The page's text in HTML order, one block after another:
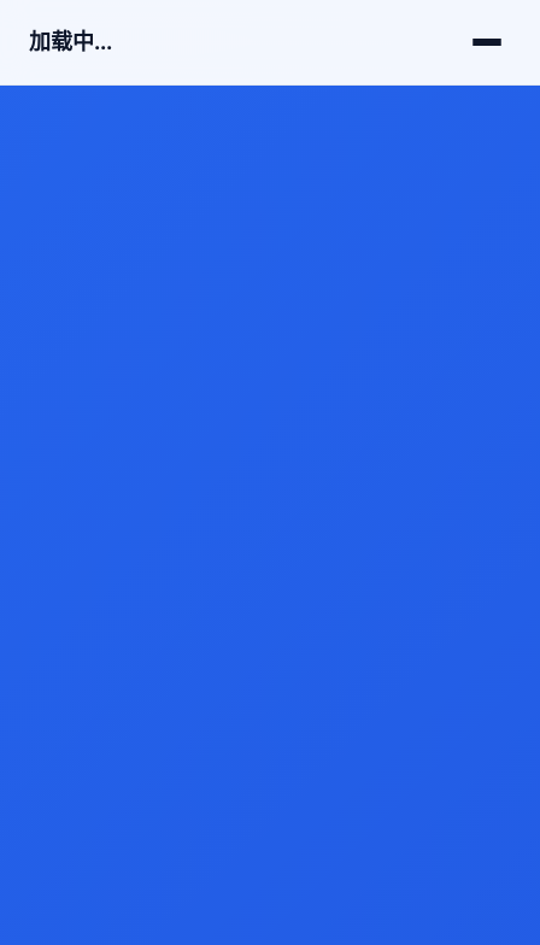
加载中...